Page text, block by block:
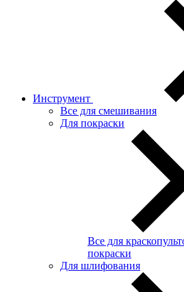
Инструмент
Все для смешивания
Для покраски
Все для
покраски
Для шлифования